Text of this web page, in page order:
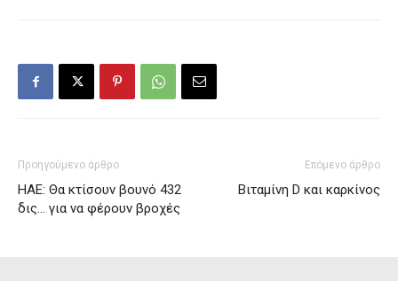
Προηγούμενο άρθρο
ΗΑΕ: Θα κτίσουν βουνό 432
δις… για να φέρουν βροχές
Επόμενο άρθρο
Βιταμίνη D και καρκίνος